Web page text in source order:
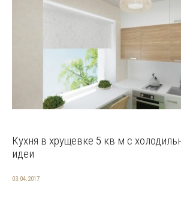
Кухня в хрущевке 5 кв м с
идеи
03.04.2017